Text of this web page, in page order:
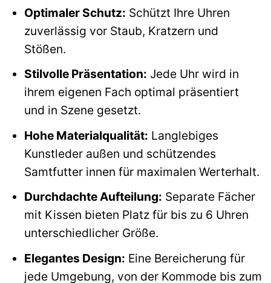
Optimaler Schutz: Schützt Ihre Uhren
zuverlässig vor Staub, Kratzern und
Stößen.
Stilvolle Präsentation: Jede Uhr wird in
ihrem eigenen Fach optimal präsentiert
und in Szene gesetzt.
Hohe Materialqualität: Langlebiges
Kunstleder außen und schützendes
Samtfutter innen für maximalen Werterhalt.
Durchdachte Aufteilung: Separate Fächer
mit Kissen bieten Platz für bis zu 6 Uhren
unterschiedlicher Größe.
Elegantes Design: Eine Bereicherung für
jede Umgebung, von der Kommode bis zum